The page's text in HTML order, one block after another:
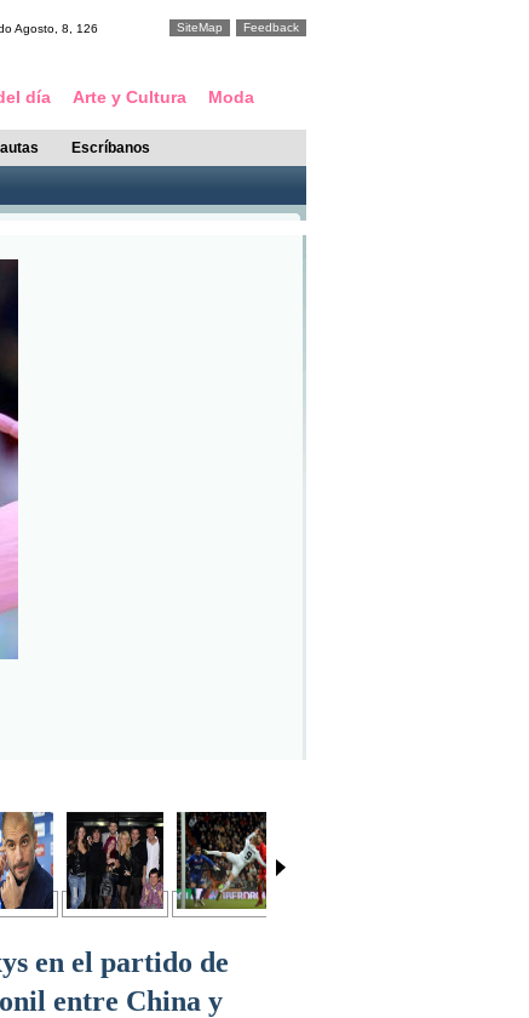
Feedback
SiteMap
Agosto, 8 126
día Arte y Cultura Moda
Escríbanos
en el partido de
entre China y